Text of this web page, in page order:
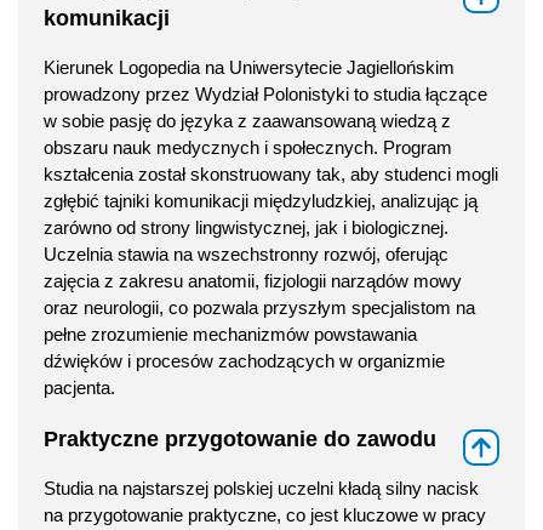
komunikacji
Kierunek Logopedia na Uniwersytecie Jagiellońskim
prowadzony przez Wydział Polonistyki to studia łączące
w sobie pasję do języka z zaawansowaną wiedzą z
obszaru nauk medycznych i społecznych. Program
kształcenia został skonstruowany tak, aby studenci mogli
zgłębić tajniki komunikacji międzyludzkiej, analizując ją
zarówno od strony lingwistycznej, jak i biologicznej.
Uczelnia stawia na wszechstronny rozwój, oferując
zajęcia z zakresu anatomii, fizjologii narządów mowy
oraz neurologii, co pozwala przyszłym specjalistom na
pełne zrozumienie mechanizmów powstawania
dźwięków i procesów zachodzących w organizmie
pacjenta.
Praktyczne przygotowanie do zawodu
Studia na najstarszej polskiej uczelni kładą silny nacisk
na przygotowanie praktyczne, co jest kluczowe w pracy